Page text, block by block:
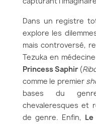
Dans un registre
explore les
mais controversé,
Tezuka en
Princess Saphir (
comme le premier
bases du
chevaleresques et
de genre. Enfin, Le